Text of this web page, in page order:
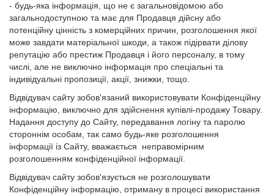
- будь-яка інформація, що не є загальновідомою або
загальнодоступною та має для Продавця дійсну або
потенційну цінність з комерційних причин, розголошення якої
може завдати матеріальної шкоди, а також підірвати ділову
репутацію або престиж Продавця і його персоналу, в тому
числі, але не виключно інформація про спеціальні та
індивідуальні пропозиції, акції, знижки, тощо.
Відвідувач сайту зобов'язаний використовувати Конфіденційну
інформацію, виключно для здійснення купівлі-продажу Товару.
Надання доступу до Сайту, передавання логіну та паролю
стороннім особам, так само будь-яке розголошення
інформації із Сайту, вважається неправомірним
розголошенням конфіденційної інформації.
Відвідувач сайту зобов'язується не розголошувати
Конфіденційну інформацію, отриману в процесі використання